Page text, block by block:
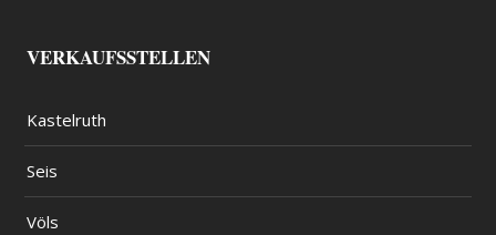
VERKAUFSSTELLEN
Kastelruth
Seis
Völs